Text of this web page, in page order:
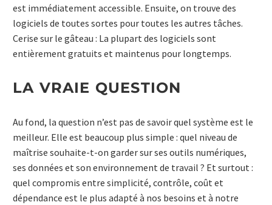
est immédiatement accessible. Ensuite, on trouve des
logiciels de toutes sortes pour toutes les autres tâches.
Cerise sur le gâteau : La plupart des logiciels sont
entièrement gratuits et maintenus pour longtemps.
LA VRAIE QUESTION
Au fond, la question n’est pas de savoir quel système est le
meilleur. Elle est beaucoup plus simple : quel niveau de
maîtrise souhaite-t-on garder sur ses outils numériques,
ses données et son environnement de travail ? Et surtout :
quel compromis entre simplicité, contrôle, coût et
dépendance est le plus adapté à nos besoins et à notre